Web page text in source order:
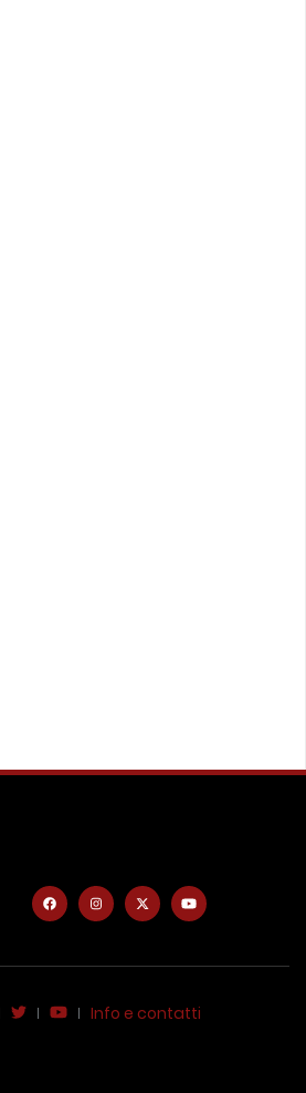
Info e contatti